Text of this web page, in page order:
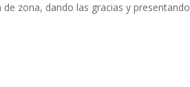
zona, dando las gracias y presentando